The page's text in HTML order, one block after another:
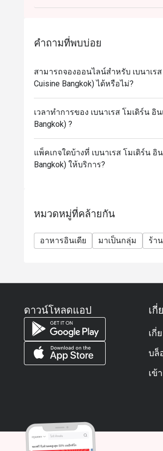
คำถามที่พบบ่อย
สามารถจองออนไลน์สำหรับ เบนาเร
Cuisine Bangkok) ได้หรือไม่?
เวลาทำการของ เบนาเรส โมเดิร์น อิ
Bangkok) ?
แพ็คเกจใดบ้างที่ เบนาเรส โมเดิร์น อิ
Bangkok) ให้บริการ?
หมวดหมู่ที่คล้ายกัน
อาหารอินเดีย มาเป็นกลุ่ม ร้า
ดาวน์โหลดแอป เกี่
เกี่
บล็
เข้